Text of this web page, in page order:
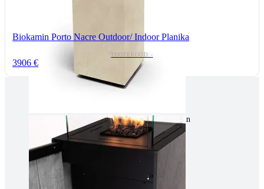
Biokamin Porto Nacre Outdoor/ Indoor Planika
TOOTEKOOD: -
3906 €
Pärnu mnt. 139E/2, 11317, Tallinn
(+372) 677 6977
kaminakoda@kaminakoda.ee